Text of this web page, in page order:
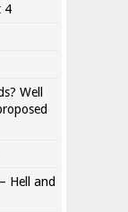
4
Well
Hell and